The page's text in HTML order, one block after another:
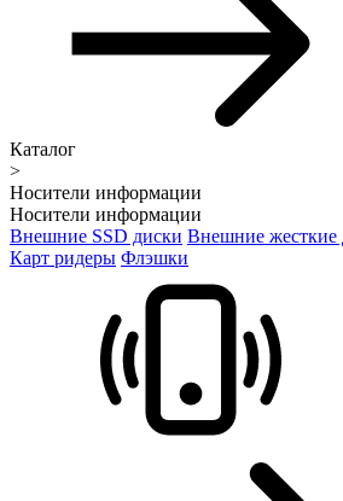
Каталог
>
Носители информации
Носители информации
Внешние SSD диски Внешние жесткие
Карт ридеры Флэшки